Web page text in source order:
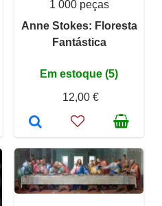
1 000 peças
Anne Stokes: Floresta
Fantástica
Em estoque (5)
12,00 €